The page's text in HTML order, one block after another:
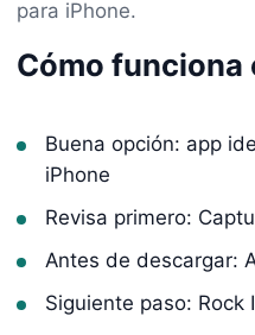
para iPhone.
Cómo funciona
Buena opción: app
iPhone
Revisa primero:
Antes de descargar:
Siguiente paso: